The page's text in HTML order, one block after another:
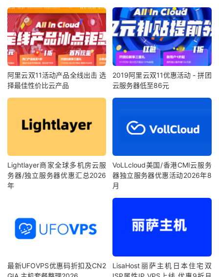
阿里云双11活动产品全线出击 选
择最佳性价比云产品
2019阿里云双11优惠活动 - 拼团
云服务器低至86元
Lightlayer商家全球多机房云服
务器/独立服务器优惠汇总2026
年
VoLLcloud美国/香港CMI云服务
器独立服务器优惠活动2026年8
月
最新UFOVPS优惠码折扣及CN2
LisaHost丽萨主机日本住宅双